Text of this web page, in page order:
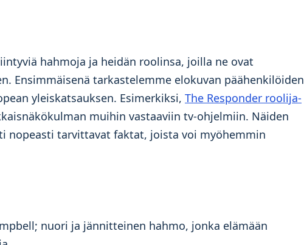
hahmoja ja heidän roolinsa, joilla ne ovat
Ensimmäisenä tarkastelemme elokuvan päähenkilöiden
yleiskatsauksen. Esimerkiksi, The Responder roolija-
muihin vastaaviin tv-ohjelmiin. Näiden
nopeasti tarvittavat faktat, joista voi myöhemmin
nuori ja jännitteinen hahmo, jonka elämään